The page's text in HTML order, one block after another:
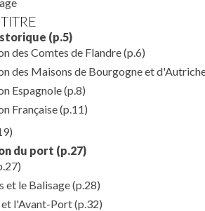
(p.5)
des Comtes de Flandre(p.6)
des Maisons de Bourgogne et
Espagnole(p.8)
Française(p.11)
du port (p.27)
et le Balisage(p.28)
et l'Avant-Port(p.32)